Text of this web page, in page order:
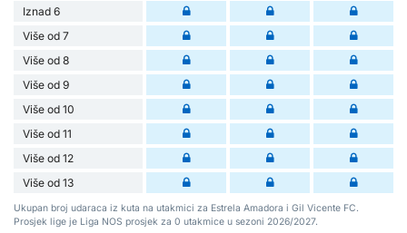
Iznad 6
Više od 7
Više od 8
Više od 9
Više od 10
Više od 11
Više od 12
Više od 13
Ukupan broj udaraca iz kuta na utakmici za Estrela Amadora i Gil Vicente FC.
Prosjek lige je Liga NOS prosjek za 0 utakmice u sezoni 2026/2027.